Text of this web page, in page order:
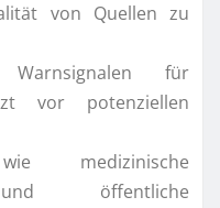
von Quellen zu
für
vor potenziellen
medizinische
und öffentliche